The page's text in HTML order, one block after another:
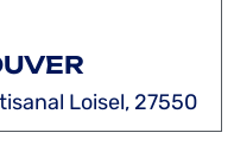
Loisel, 27550